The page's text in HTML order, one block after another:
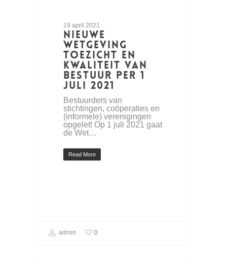
19 april 2021
Nieuwe
wetgeving
toezicht en
kwaliteit van
bestuur per 1
juli 2021
Bestuurders van
stichtingen, coöperaties en
(informele) verenigingen
opgelet! Op 1 juli 2021 gaat
de Wet…
Read More
admin 0